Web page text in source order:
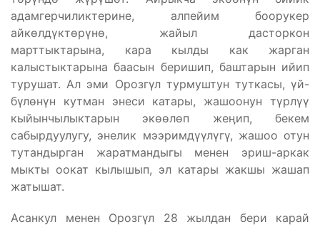
адамгерчиликтерине, алпейим боорукер
айкөлдүктөрүнө, жайыл дасторкон
марттыктарына, кара кылды как жарган
калыстыктарына баасын беришип, баштарын ийип
турушат. Ал эми Орозгүл турмуштун туткасы, үй-
бүлөнүн кутман энеси катары, жашоонун түрлүү
кыйынчылыктарын экөөлөп жеӊип, бекем
сабырдуулугу, энелик мээримдүүлүгү, жашоо отун
тутандырган жаратмандыгы менен эриш-аркак
мыкты оокат кылышып, эл катары жакшы жашап
жатышат.
Асанкул менен Орозгүл 28 жылдан бери карай